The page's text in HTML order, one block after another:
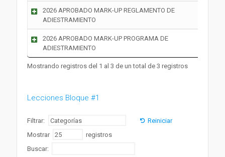
2026 APROBADO MARK-UP REGLAMENTO DE
ADIESTRAMIENTO
2026 APROBADO MARK-UP PROGRAMA DE
ADIESTRAMIENTO
Mostrando registros del 1 al 3 de un total de 3 registros
Lecciones Bloque #1
Filtrar:
Reiniciar
Mostrar
registros
Buscar: